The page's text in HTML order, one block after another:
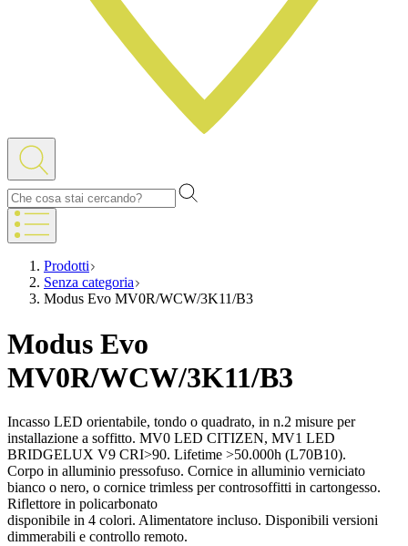
Prodotti
Senza categoria
Modus Evo MV0R/WCW/3K11/B3
Modus Evo
MV0R/WCW/3K11/B3
Incasso LED orientabile, tondo o quadrato, in n.2 misure per
installazione a soffitto. MV0 LED CITIZEN, MV1 LED
BRIDGELUX V9 CRI>90. Lifetime >50.000h (L70B10).
Corpo in alluminio pressofuso. Cornice in alluminio verniciato
bianco o nero, o cornice trimless per controsoffitti in cartongesso.
Riflettore in policarbonato
disponibile in 4 colori. Alimentatore incluso. Disponibili versioni
dimmerabili e controllo remoto.